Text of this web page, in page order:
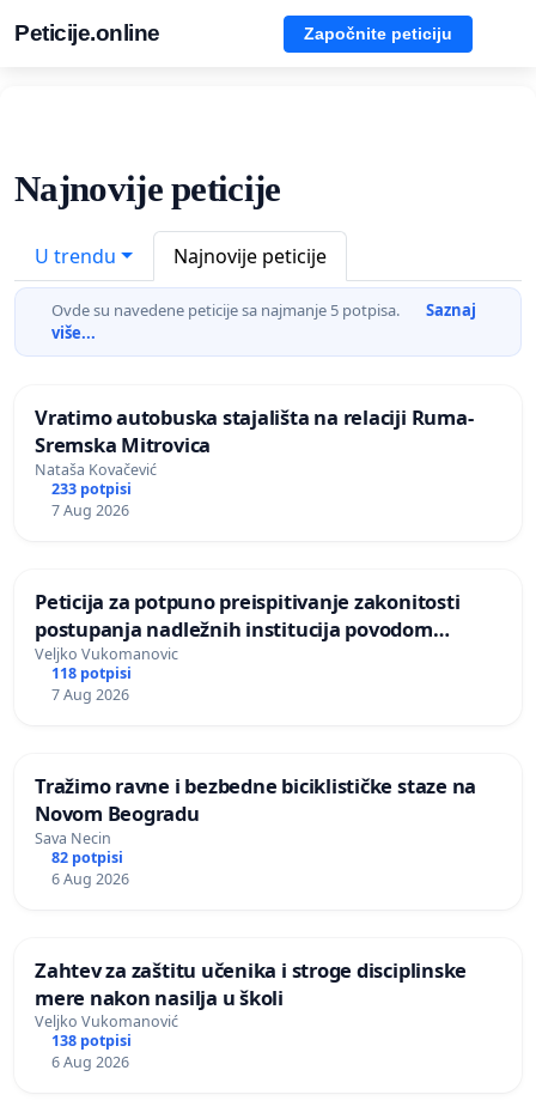
Peticije.online Započnite peticiju
Najnovije peticije
U trendu Najnovije peticije
Ovde su navedene peticije sa najmanje 5 potpisa.
Saznaj
više...
Vratimo autobuska stajališta na relaciji Ruma-
Sremska Mitrovica
Nataša Kovačević
233 potpisi
7 Aug 2026
Peticija za potpuno preispitivanje zakonitosti
postupanja nadležnih institucija povodom
događaja u osnovnoj školi “Tatomir Anđelić” u
Mrčajevcima
Veljko Vukomanovic
118 potpisi
7 Aug 2026
Tražimo ravne i bezbedne biciklističke staze na
Novom Beogradu
Sava Necin
82 potpisi
6 Aug 2026
Zahtev za zaštitu učenika i stroge disciplinske
mere nakon nasilja u školi
Veljko Vukomanović
138 potpisi
6 Aug 2026